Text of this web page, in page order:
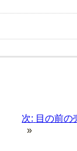
次: 目の前の
»